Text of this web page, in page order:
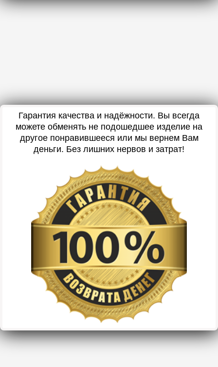
Гарантия качества и надёжности. Вы всегда
можете обменять не подошедшее изделие на
другое понравившееся или мы вернем Вам
деньги. Без лишних нервов и затрат!